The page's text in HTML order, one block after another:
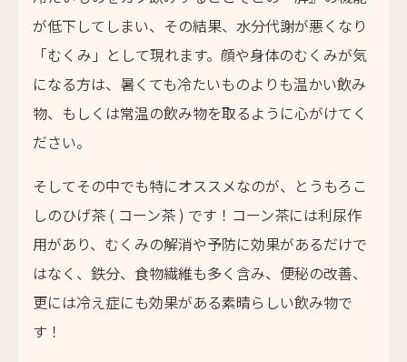
が低下してしまい、その結果、水分代謝が悪くなり
「むくみ」として現れます。顔や身体のむくみが気
になる方は、暑くても冷たいものよりも温かい飲み
物、もしくは常温の飲み物を取るように心がけてく
ださい。
そしてその中でも特にオススメなのが、とうもろこ
しのひげ茶 ( コーン茶 ) です！コーン茶には利尿作
用があり、むくみの解消や予防に効果があるだけで
はなく、鉄分、食物繊維も多く含み、便秘の改善、
更には冷え症にも効果がある素晴らしい飲み物で
す！